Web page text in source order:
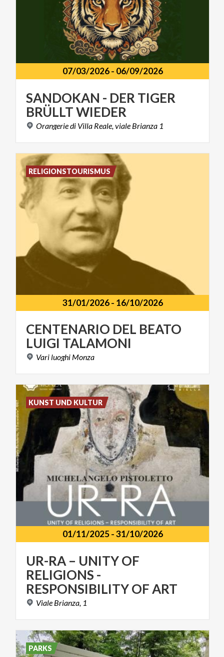
07/03/2026- 06/09/2026
SANDOKAN - DER TIGER
BRÜLLTWIEDER
Orangeriedi Villa Reale, viale Brianza 1
31/01/2026- 16/10/2026
CENTENARIO DEL BEATO
LUIGI TALAMONI
Variluoghi Monza
RELIGIONSTOURISMUS
01/11/2025-31/10/2026
UR-RA – UNITY OF
RELIGIONS -
RESPONSIBILITY OF ART
Viale Brianza, 1
KUNST UND KULTUR
PARKS